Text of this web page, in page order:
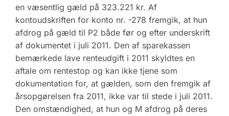
en væsentlig gæld på 323.221 kr. Af
kontoudskriften for konto nr. -278 fremgik, at hun
afdrog på gæld til P2 både før og efter underskrift
af dokumentet i juli 2011. Den af sparekassen
bemærkede lave renteudgift i 2011 skyldtes en
aftale om rentestop og kan ikke tjene som
dokumentation for, at gælden, som den fremgik af
årsopgørelsen fra 2011, ikke var til stede i juli 2011.
Den omstændighed, at hun og M afdrog på deres